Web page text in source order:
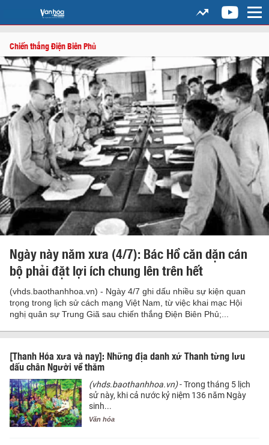
Chiến thắng Điện Biên Phủ
Ngày này năm xưa (4/7): Bác Hồ căn dặn cán
bộ phải đặt lợi ích chung lên trên hết
(vhds.baothanhhoa.vn) - Ngày 4/7 ghi dấu nhiều sự kiện quan
trọng trong lịch sử cách mạng Việt Nam, từ việc khai mạc Hội
nghị quân sự Trung Giã sau chiến thắng Điện Biên Phủ;...
[Thanh Hóa xưa và nay]: Những địa danh xứ Thanh từng lưu
dấu chân Người về thăm
(vhds.baothanhhoa.vn)- Trong tháng 5 lịch
sử này, khi cả nước kỷ niệm 136 năm Ngày
sinh...
Văn hóa